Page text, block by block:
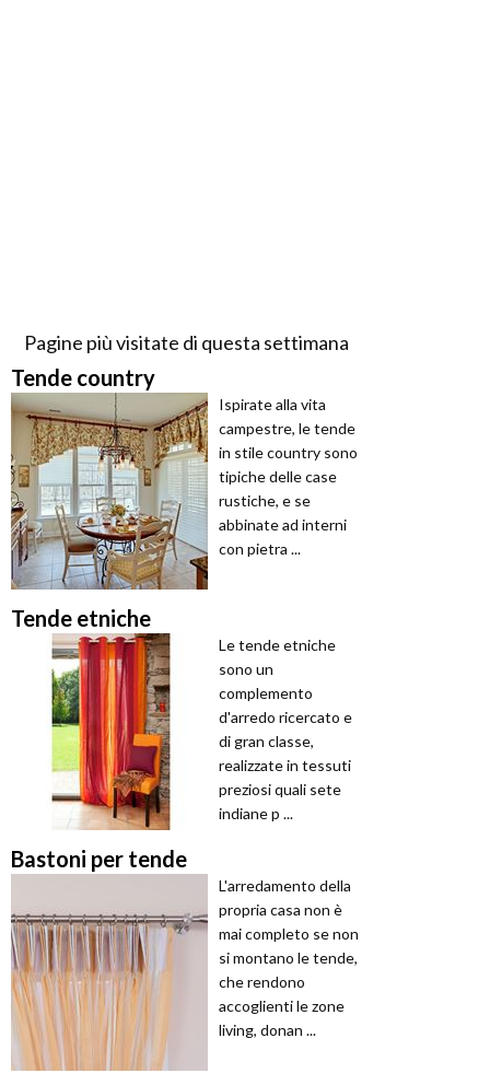
Pagine più visitate di questa settimana
Tende country
Ispirate alla vita
campestre, le tende
in stile country sono
tipiche delle case
rustiche, e se
abbinate ad interni
con pietra ...
Tende etniche
Le tende etniche
sono un
complemento
d'arredo ricercato e
di gran classe,
realizzate in tessuti
preziosi quali sete
indiane p ...
Bastoni per tende
L'arredamento della
propria casa non è
mai completo se non
si montano le tende,
che rendono
accoglienti le zone
living, donan ...